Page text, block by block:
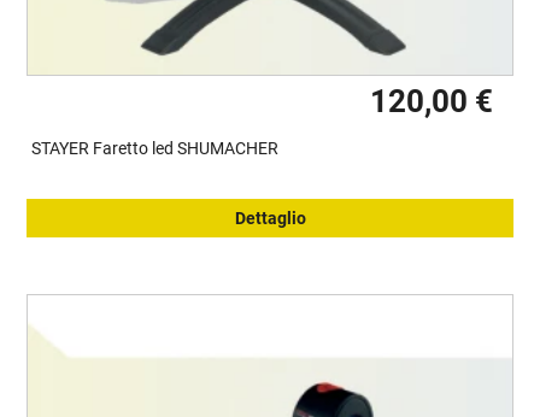
120,00 €
STAYER Faretto led SHUMACHER
Dettaglio